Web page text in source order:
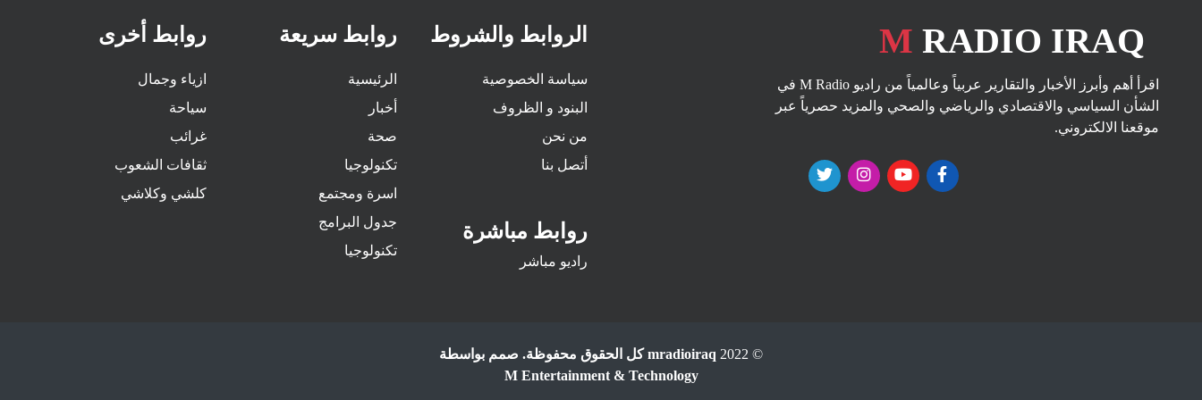
M RADIO IRAQ
اقرأ أهم وأبرز الأخبار والتقارير عربياً وعالمياً من راديو M Radio في
الشأن السياسي والاقتصادي والرياضي والصحي والمزيد حصرياً عبر
موقعنا الالكتروني.
الروابط والشروط
سياسة الخصوصية
البنود و الظروف
من نحن
أتصل بنا
روابط مباشرة
راديو مباشر
روابط سريعة
الرئيسية
أخبار
صحة
تكنولوجيا
اسرة ومجتمع
جدول البرامج
تكنولوجيا
روابط أخرى
ازياء وجمال
سياحة
غرائب
ثقافات الشعوب
كلشي وكلاشي
© 2022
mradioiraq كل الحقوق محفوظة. صمم بواسطة
M Entertainment & Technology